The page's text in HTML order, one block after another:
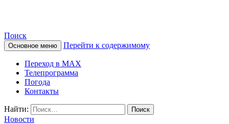
КАМЧАТСКОЕ
ИНФОРМАЦИОННОЕ
АГЕНТСТВО (КИА
«ВЕСТИ»)
Поиск
Основное меню Перейти к содержимому
Переход в MAX
Телепрограмма
Погода
Контакты
Найти:
Новости